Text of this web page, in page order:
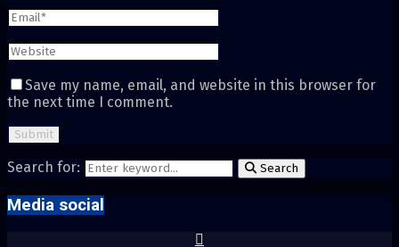
Save my name, email, and website in this browser for
the next time I comment.
Search for: Search
Media social